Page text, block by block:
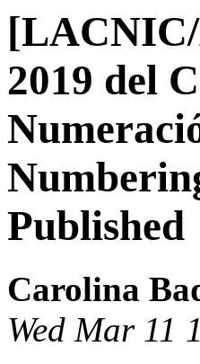
2019 del
Published
Carolina
Wed Mar 11